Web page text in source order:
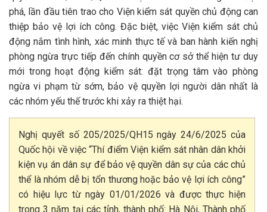
phá, lần đầu tiên trao cho Viện kiểm sát quyền chủ động can
thiệp bảo vệ lợi ích công. Đặc biệt, việc Viện kiểm sát chủ
động nắm tình hình, xác minh thực tế và ban hành kiến nghị
phòng ngừa trực tiếp đến chính quyền cơ sở thể hiện tư duy
mới trong hoạt động kiểm sát: đặt trọng tâm vào phòng
ngừa vi phạm từ sớm, bảo vệ quyền lợi người dân nhất là
các nhóm yếu thế trước khi xảy ra thiệt hại.
Nghị quyết số 205/2025/QH15 ngày 24/6/2025 của
Quốc hội về việc “Thí điểm Viện kiểm sát nhân dân khởi
kiện vụ án dân sự để bảo vệ quyền dân sự của các chủ
thể là nhóm dễ bị tổn thương hoặc bảo vệ lợi ích công”
có hiệu lực từ ngày 01/01/2026 và được thực hiện
trong 3 năm tại các tỉnh, thành phố: Hà Nội, Thành phố